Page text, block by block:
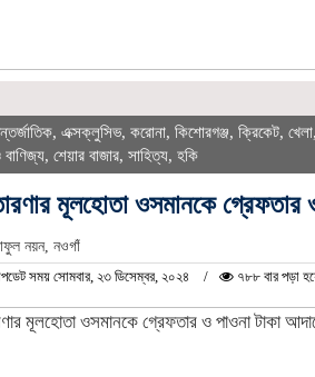
, এক্সক্লুসিভ, করোনা, কিশোরগঞ্জ, ক্রিকেট, খেলা,
বাণিজ্য, শেয়ার বাজার, সাহিত্য, হকি
মূলহোতা ওসমানকে গ্রেফতার
নয়ন, নওগাঁ
সময় সোমবার, ২৩ ডিসেম্বর, ২০২৪
৭৮৮ বার পড়া